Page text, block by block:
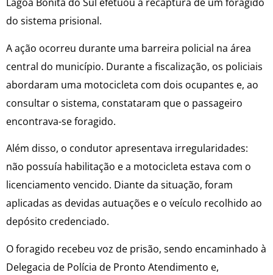
Lagoa Bonita do Sul efetuou a recaptura de um foragido
do sistema prisional.
A ação ocorreu durante uma barreira policial na área
central do município. Durante a fiscalização, os policiais
abordaram uma motocicleta com dois ocupantes e, ao
consultar o sistema, constataram que o passageiro
encontrava-se foragido.
Além disso, o condutor apresentava irregularidades:
não possuía habilitação e a motocicleta estava com o
licenciamento vencido. Diante da situação, foram
aplicadas as devidas autuações e o veículo recolhido ao
depósito credenciado.
O foragido recebeu voz de prisão, sendo encaminhado à
Delegacia de Polícia de Pronto Atendimento e,